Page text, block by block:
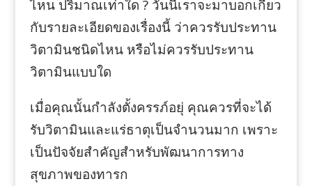
ไหน ปริมาณเท่าใด ? วันนี้เราจะมาบอกเกี่ยว
กับรายละเอียดของเรื่องนี้ ว่าควรรับประทาน
วิตามินชนิดไหน หรือไม่ควรรับประทาน
วิตามินแบบใด
เมื่อคุณนั้นกำลังตั้งครรภ์อยุ่ คุณควรที่จะได้
รับวิตามินและแร่ธาตุเป็นจำนวนมาก เพราะ
เป็นปัจจัยสำคัญสำหรับพัฒนาการทาง
สุขภาพของทารก